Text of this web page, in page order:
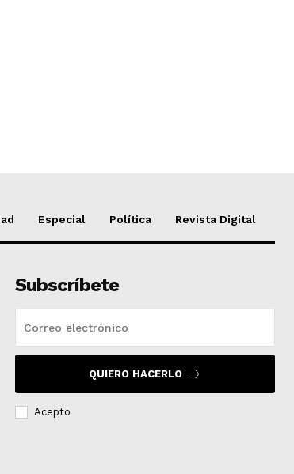
Especial Política Revista Digital
Subscríbete
QUIERO HACERLO
Acepto